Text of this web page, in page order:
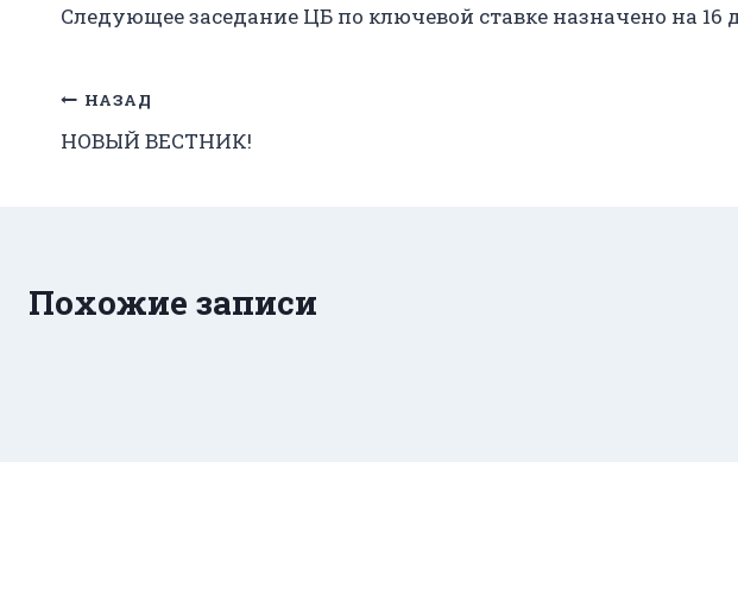
Следующее заседание ЦБ по ключевой ставке назначено на 16
Навигация
по
НАЗАД
НОВЫЙ ВЕСТНИК!
Похожие записи